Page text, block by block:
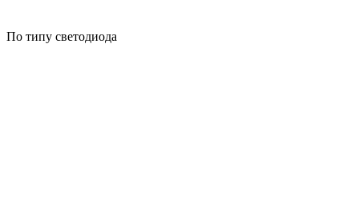
По типу светодиода